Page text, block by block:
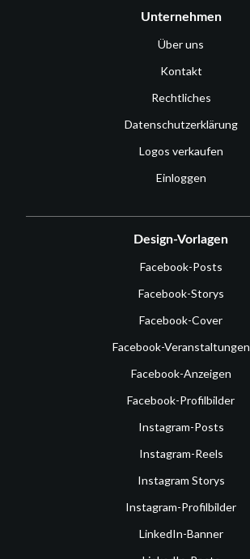
Unternehmen
Über uns
Kontakt
Rechtliches
Datenschutzerklärung
Logos verkaufen
Einloggen
Design-Vorlagen
Facebook-Posts
Facebook-Storys
Facebook-Cover
Facebook-Veranstaltungen
Facebook-Anzeigen
Facebook-Profilbilder
Instagram-Posts
Instagram-Reels
Instagram Storys
Instagram-Profilbilder
LinkedIn-Banner